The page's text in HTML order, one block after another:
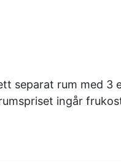
separat rum med 3
ingår